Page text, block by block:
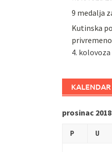
9 medalja
Kutinska
4. kolovoza
KALENDAR
prosinac 2018
P U